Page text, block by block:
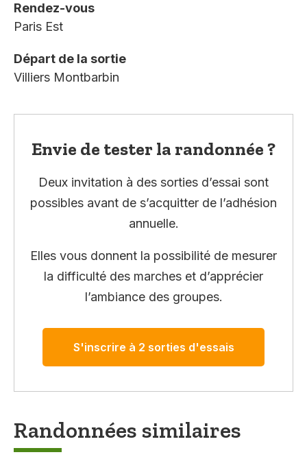
Rendez-vous
Paris Est
Départ de la sortie
Villiers Montbarbin
Envie de tester la randonnée ?
Deux invitation à des sorties d’essai sont
possibles avant de s’acquitter de l’adhésion
annuelle.
Elles vous donnent la possibilité de mesurer
la difficulté des marches et d’apprécier
l’ambiance des groupes.
S'inscrire à 2 sorties d'essais
Randonnées similaires